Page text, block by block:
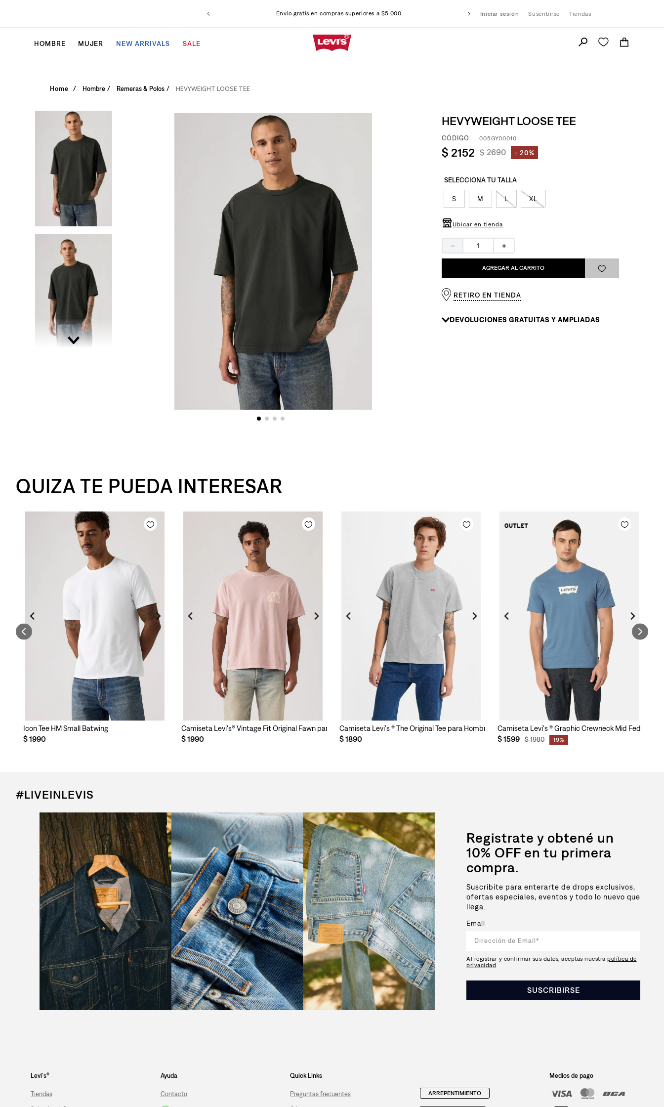
Envío gratis en compras superiores a $5.000 Iniciar sesión Suscribirse Tiendas
HOMBRE MUJER NEW ARRIVALS SALE
Hombre Remeras & Polos HEVYWEIGHT LOOSE TEE
HEVYWEIGHT LOOSE TEE
:005GY00010
$ 2152 $ 2690 20%
S M L XL
Ubicar en tienda
＋
－
AGREGAR AL CARRITO
RETIRO EN TIENDA
DEVOLUCIONES GRATUITAS Y AMPLIADAS
QUIZA TE PUEDA INTERESAR
HombreIcon Tee HM Small Batwing
$1990
Camiseta Levi's® Vintage Fit Original Fawn para Hombre
$1990
Camiseta Levi's ® The Original Tee para Hombre
$1890
Camiseta Levi's ® Graphic Crewneck Mid Fed para
$1599 $1980 19%
#LIVEINLEVIS
Registrate y obtené un
10% OFF en tu primera
compra.
Suscribite para enterarte de drops exclusivos,
ofertas especiales, eventos y todo lo nuevo que
llega.
Email
Al registrar y confirmar sus datos, aceptas nuestra política de
privacidad
SUSCRIBIRSE
Levi's®
Tiendas
Ayuda
Contacto
Quick Links
Preguntas frecuentes ARREPENTIMIENTO
Medios de pago